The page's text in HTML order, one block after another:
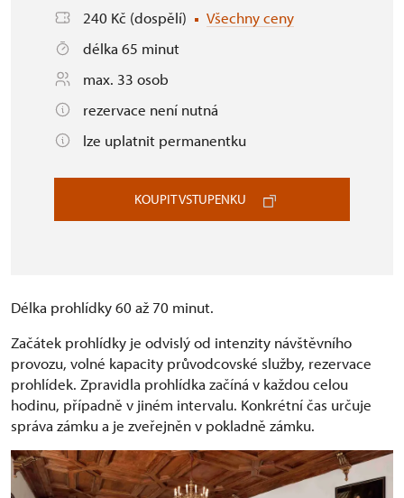
240 Kč (dospělí)
Všechny ceny
délka 65 minut
max. 33 osob
rezervace není nutná
lze uplatnit permanentku
KOUPIT VSTUPENKU
Délka prohlídky 60 až 70 minut.
Začátek prohlídky je odvislý od intenzity návštěvního
provozu, volné kapacity průvodcovské služby, rezervace
prohlídek. Zpravidla prohlídka začíná v každou celou
hodinu, případně v jiném intervalu. Konkrétní čas určuje
správa zámku a je zveřejněn v pokladně zámku.